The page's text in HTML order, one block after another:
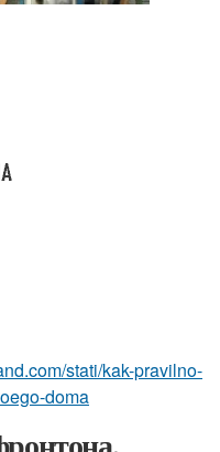
stati/kak-pravilno-
doma